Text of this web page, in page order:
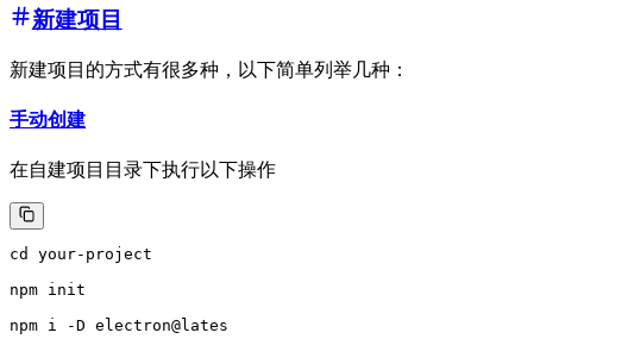
新建项目
新建项目的方式有很多种，以下简单列举几种：
手动创建
在自建项目目录下执行以下操作
cd your-project
npm init